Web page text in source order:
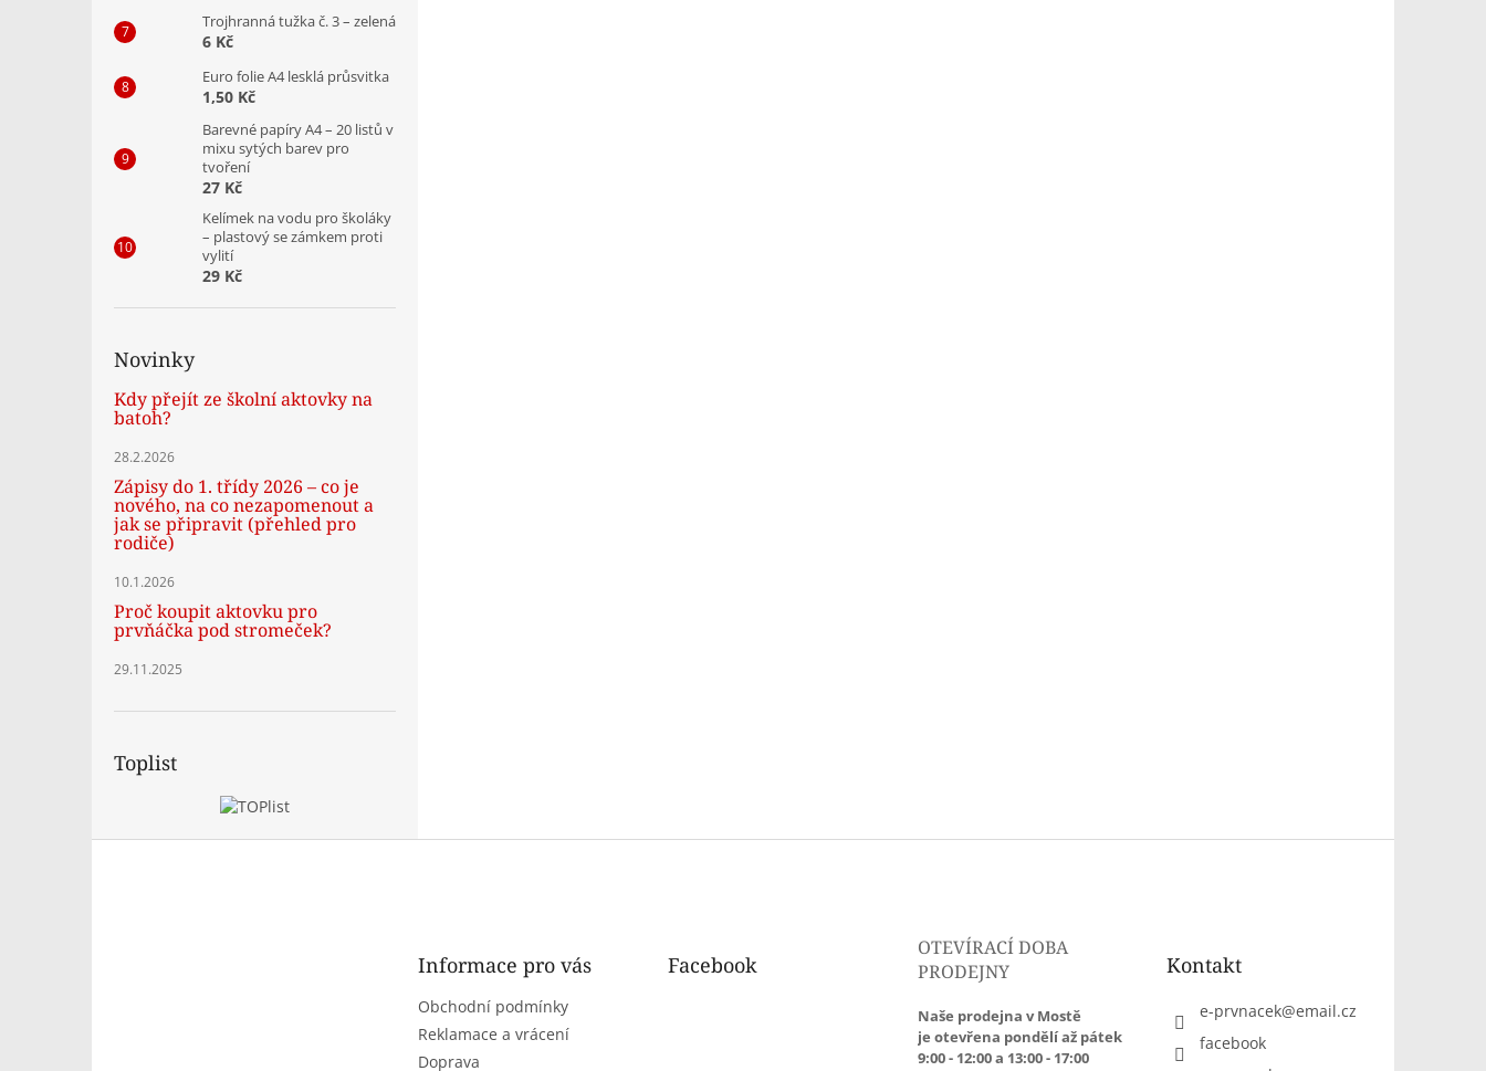
Trojhranná tužka č. 3 – zelená
6 Kč
Euro folie A4 lesklá průsvitka
1,50 Kč
Barevné papíry A4 – 20 listů v
mixu sytých barev pro
tvoření
27 Kč
Kelímek na vodu pro školáky
– plastový se zámkem proti
vylití
29 Kč
Novinky
Kdy přejít ze školní aktovky na
batoh?
28.2.2026
Zápisy do 1. třídy 2026 – co je
nového, na co nezapomenout a
jak se připravit (přehled pro
rodiče)
10.1.2026
Proč koupit aktovku pro
prvňáčka pod stromeček?
29.11.2025
Toplist
Informace pro vás
Obchodní podmínky
Reklamace a vrácení
Doprava
Facebook
OTEVÍRACÍ DOBA
PRODEJNY
Naše prodejna v Mostě
je otevřena pondělí až pátek
9:00 - 12:00 a 13:00 - 17:00
Kontakt
e-prvnacek@email.cz
facebook